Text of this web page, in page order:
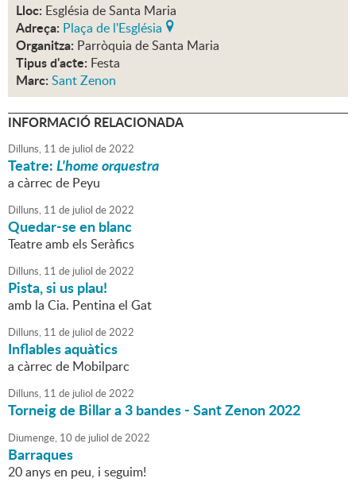
Lloc: Església de Santa Maria
Adreça: Plaça de l'Església
Organitza: Parròquia de Santa Maria
Tipus d'acte: Festa
Marc: Sant Zenon
INFORMACIÓ RELACIONADA
Dilluns, 11 de juliol de2022
Teatre:L'home orquestra
a càrrec de Peyu
Dilluns, 11 de juliol de2022
Quedar-se en blanc
Teatre amb els Seràfics
Dilluns, 11 de juliol de2022
Pista, si us plau!
amb la Cia. Pentina el Gat
Dilluns, 11 de juliol de2022
Inflables aquàtics
a càrrec de Mobilparc
Dilluns, 11 de juliol de2022
Torneig de Billar a 3 bandes - Sant Zenon 2022
Diumenge, 10 de juliol de2022
Barraques
20 anys en peu, i seguim!